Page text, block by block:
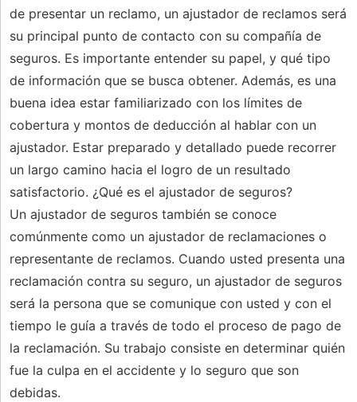
de presentar un reclamo, un ajustador de reclamos será
su principal punto de contacto con su compañía de
seguros. Es importante entender su papel, y qué tipo
de información que se busca obtener. Además, es una
buena idea estar familiarizado con los límites de
cobertura y montos de deducción al hablar con un
ajustador. Estar preparado y detallado puede recorrer
un largo camino hacia el logro de un resultado
satisfactorio. ¿Qué es el ajustador de seguros?
Un ajustador de seguros también se conoce
comúnmente como un ajustador de reclamaciones o
representante de reclamos. Cuando usted presenta una
reclamación contra su seguro, un ajustador de seguros
será la persona que se comunique con usted y con el
tiempo le guía a través de todo el proceso de pago de
la reclamación. Su trabajo consiste en determinar quién
fue la culpa en el accidente y lo seguro que son
debidas.